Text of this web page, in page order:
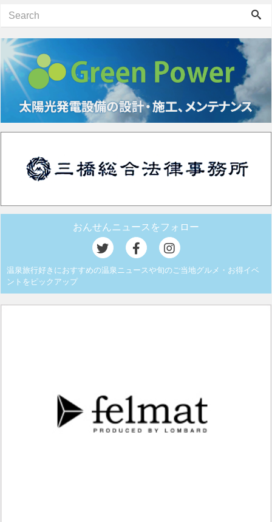
おんせんニュースをフォロー
温泉旅行好きにおすすめの温泉ニュースや旬のご当地グルメ・お得イベ
ントをピックアップ